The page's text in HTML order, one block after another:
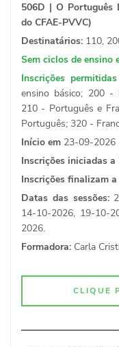
506D | O Português
do CFAE-PVVC)
Destinatários: 110,
Sem ciclos de ensino
Inscrições
ensino básico; 200 -
210 - Português e
Português; 320 -
Início em 23-09-2026
Inscrições iniciadas a
Inscrições finalizam a
Datas das sessões:
14-10-2026, 19-10-
2026.
Formadora: Carla
CLIQUE